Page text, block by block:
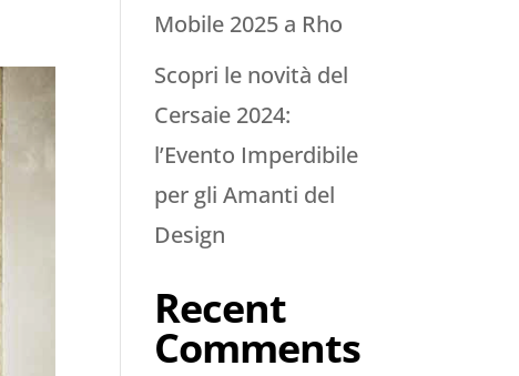
Mobile 2025 a Rho
Scopri le novità del
Cersaie 2024:
l’Evento Imperdibile
per gli Amanti del
Design
Recent
Comments